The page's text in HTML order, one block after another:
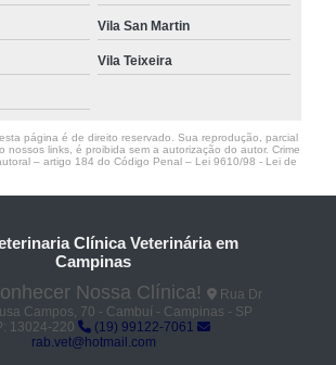
Vila San Martin
Vila Teixeira
página é de direito reservado. Sua reprodução, parcial
nossos links, é proibida sem a autorização do autor. Crime
– artigo 184 do Código Penal – Lei 9610/98 - Lei de
Clínica Veterinária em
Campinas
Nossa Clínica!
Rua Dr
Campos, 70 - Cambuí - Campinas - SP
13024-220
(19) 99122-7061
rab.vet@hotmail.com